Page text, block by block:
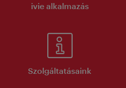
ivie alkalmazás
Szolgáltatásaink